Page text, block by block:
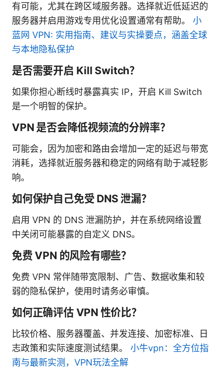
有可能，尤其在跨区域服务器。选择就近低延迟的
服务器并启用游戏专用优化设置通常有帮助。 小
蓝网 VPN: 实用指南、建议与实操要点，涵盖全球
与本地隐私保护
是否需要开启 Kill Switch？
如果你担心断线时暴露真实 IP，开启 Kill Switch
是一个明智的保护。
VPN 是否会降低视频流的分辨率？
可能会，因为加密和路由会增加一定的延迟与带宽
消耗，选择就近服务器和稳定的网络有助于减轻影
响。
如何保护自己免受 DNS 泄漏？
启用 VPN 的 DNS 泄漏防护，并在系统网络设置
中关闭可能暴露的自定义 DNS。
免费 VPN 的风险有哪些？
免费 VPN 常伴随带宽限制、广告、数据收集和较
弱的隐私保护，使用时请务必审慎。
如何正确评估 VPN 性价比？
比较价格、服务器覆盖、并发连接、加密标准、日
志政策和实际速度测试结果。 小牛vpn：全方位指
南与最新实测，VPN玩法全解